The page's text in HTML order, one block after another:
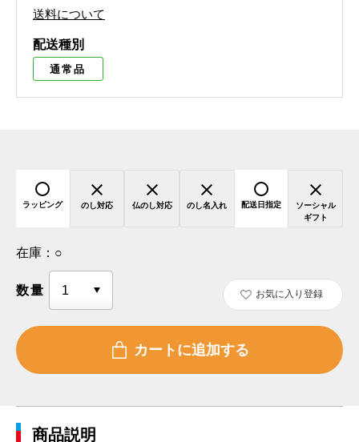
送料について
配送種別
通常品
ラッピング のし対応 仏のし対応 のし名入れ 配送日指定
ソーシャル
ギフト
在庫： ○
数量 お気に入り登録
商品説明